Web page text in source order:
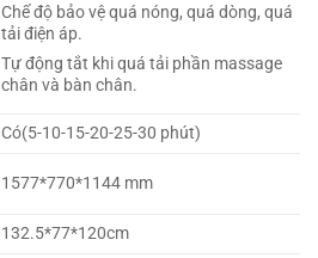
Chế độ bảo vệ quá nóng, quá dòng, quá
tải điện áp.
Tự động tắt khi quá tải phần massage
chân và bàn chân.
Có(5-10-15-20-25-30 phút)
1577*770*1144 mm
132.5*77*120cm